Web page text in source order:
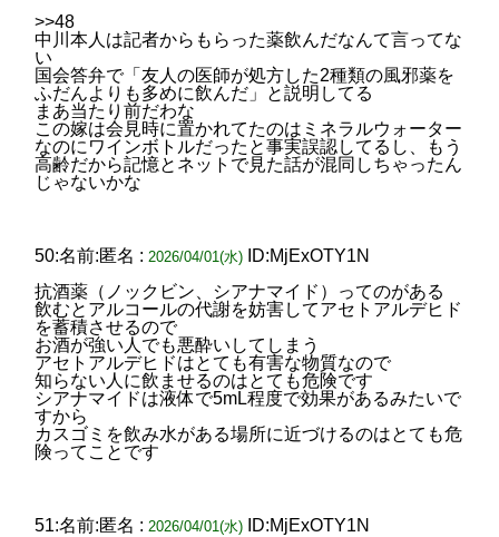
>>48
中川本人は記者からもらった薬飲んだなんて言ってな
い
国会答弁で「友人の医師が処方した2種類の風邪薬を
ふだんよりも多めに飲んだ」と説明してる
まあ当たり前だわな
この嫁は会見時に置かれてたのはミネラルウォーター
なのにワインボトルだったと事実誤認してるし、もう
高齢だから記憶とネットで見た話が混同しちゃったん
じゃないかな
50:名前:匿名 : 2026/04/01(水)
ID:MjExOTY1N
抗酒薬（ノックビン、シアナマイド）ってのがある
飲むとアルコールの代謝を妨害してアセトアルデヒド
を蓄積させるので
お酒が強い人でも悪酔いしてしまう
アセトアルデヒドはとても有害な物質なので
知らない人に飲ませるのはとても危険です
シアナマイドは液体で5mL程度で効果があるみたいで
すから
カスゴミを飲み水がある場所に近づけるのはとても危
険ってことです
51:名前:匿名 : 2026/04/01(水)
ID:MjExOTY1N